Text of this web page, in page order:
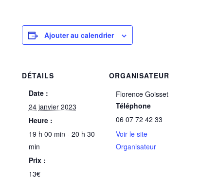
Ajouter au calendrier
DÉTAILS
Date :
24 janvier 2023
Heure :
19 h 00 min - 20 h 30
min
Prix :
13€
ORGANISATEUR
Florence Goisset
Téléphone
06 07 72 42 33
Voir le site
Organisateur